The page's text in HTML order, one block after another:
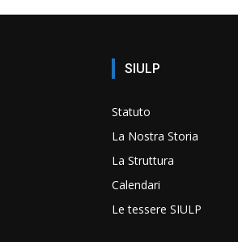
SIULP
Statuto
La Nostra Storia
La Struttura
Calendari
Le tessere SIULP